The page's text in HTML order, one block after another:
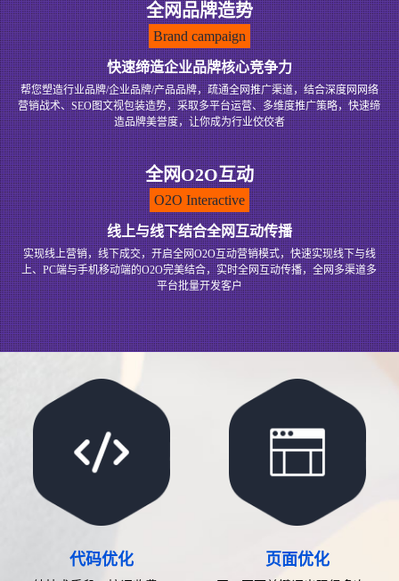
全网品牌造势
Brand campaign
快速缔造企业品牌核心竞争力
帮您塑造行业品牌/企业品牌/产品品牌，疏通全网推广渠道，结合深度网网络
营销战术、SEO图文视包装造势，采取多平台运营、多维度推广策略，快速缔
造品牌美誉度，让你成为行业佼佼者
全网O2O互动
O2O Interactive
线上与线下结合全网互动传播
实现线上营销，线下成交，开启全网O2O互动营销模式，快速实现线下与线
上、PC端与手机移动端的O2O完美结合，实时全网互动传播，全网多渠道多
平台批量开发客户
代码优化 页面优化